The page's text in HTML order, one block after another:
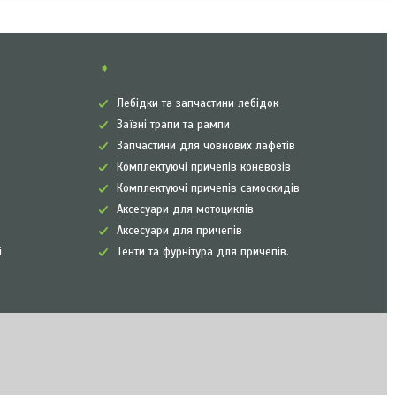
➧
Лебідки та запчастини лебідок
Заїзні трапи та рампи
Запчастини для човнових лафетів
Комплектуючі причепів коневозів
Комплектуючі причепів самоскидів
Аксесуари для мотоциклів
Аксесуари для причепів
Тенти та фурнітура для причепів.